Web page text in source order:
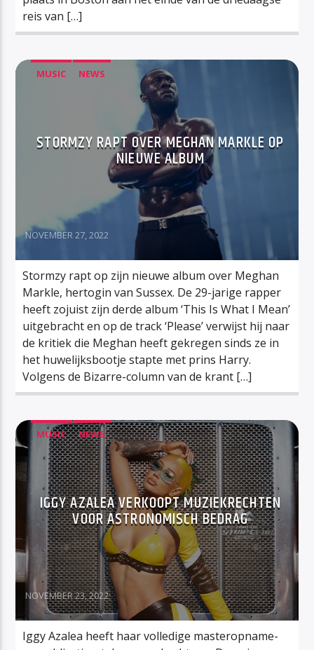
reis van […]
MUSIC NEWS
STORMZY RAPT OVER MEGHAN MARKLE OP
NIEUWE ALBUM
NOVEMBER 27, 2022
Stormzy rapt op zijn nieuwe album over Meghan
Markle, hertogin van Sussex. De 29-jarige rapper
heeft zojuist zijn derde album ‘This Is What I Mean’
uitgebracht en op de track ‘Please’ verwijst hij naar
de kritiek die Meghan heeft gekregen sinds ze in
het huwelijksbootje stapte met prins Harry.
Volgens de Bizarre-column van de krant […]
MUSIC NEWS
IGGY AZALEA VERKOOPT MUZIEKRECHTEN
VOOR ASTRONOMISCH BEDRAG
NOVEMBER 23, 2022
Iggy Azalea heeft haar volledige masteropname-